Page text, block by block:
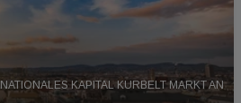
KAPITAL KURBELT MARKT AN